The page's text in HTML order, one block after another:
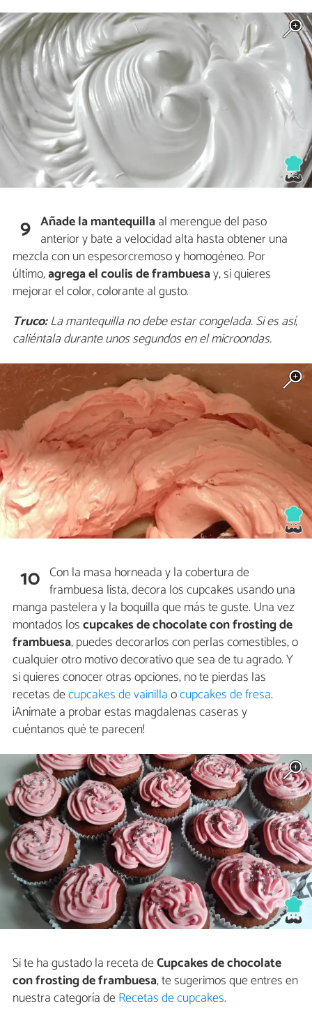
9 Añade la mantequillaal merengue del paso
anterior y bate a velocidad alta hasta obtener una
mezcla con un espesorcremoso y homogéneo. Por
último,agrega el coulis de frambuesay, si quieres
mejorar el color, colorante al gusto.
Truco:La mantequilla no debe estar congelada. Si es así,
caliéntala durante unos segundos en el microondas.
10 Con la masa horneada y la cobertura de
frambuesa lista, decora los cupcakes usando una
manga pastelera y la boquilla que más te guste. Una vez
montados loscupcakes de chocolate con frosting de
frambuesa, puedes decorarlos con perlas comestibles, o
cualquier otro motivo decorativo que sea de tu agrado. Y
si quieres conocer otras opciones, no te pierdas las
recetas decupcakes de vainillaocupcakes de fresa.
¡Anímate a probar estas magdalenas caseras y
cuéntanos qué te parecen!
Si te ha gustado la receta deCupcakes de chocolate
con frosting de frambuesa, te sugerimos que entres en
nuestra categoría deRecetas de cupcakes.